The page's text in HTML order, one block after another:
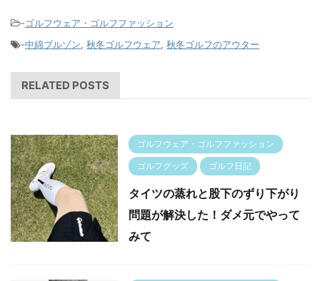
-ゴルフウェア・ゴルフファッション
-中綿ブルゾン, 秋冬ゴルフウェア, 秋冬ゴルフのアウター
RELATED POSTS
ゴルフウェア・ゴルフファッション
ゴルフグッズ ゴルフ日記
タイツの蒸れと股下のずり下がり
問題が解決した！ダメ元でやって
みて